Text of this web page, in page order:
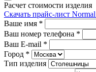
Расчет стоимости изделия
Скачать прайс-лист Normal
Ваше имя *
Ваш номер телефона *
Ваш E-mail *
Город *
Тип изделия